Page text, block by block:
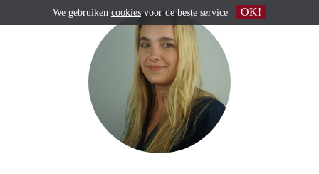
We gebruiken cookies voor de beste service OK!